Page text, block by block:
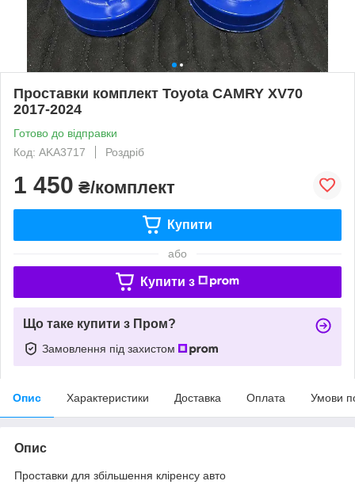
Проставки комплект Toyota CAMRY XV70
2017-2024
Готово до відправки
Код: AKA3717
Роздріб
1 450 ₴/комплект
Купити
або
Купити з
Що таке купити з Пром?
Замовлення під захистом
Опис Характеристики Доставка Оплата Умови
Опис
Проставки для збільшення кліренсу авто